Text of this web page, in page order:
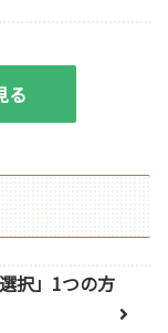
る
択」1つの方